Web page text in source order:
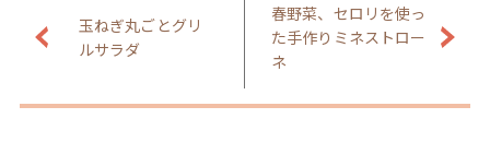
玉ねぎ丸ごとグリ
ルサラダ
春野菜、セロリを使っ
た手作りミネストロー
ネ